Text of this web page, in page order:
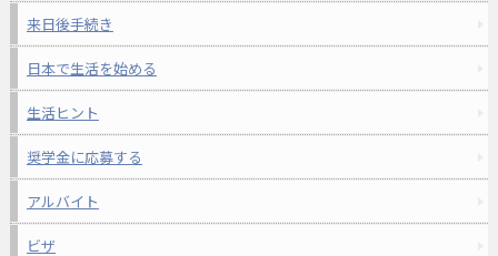
来日後手続き
日本で生活を始める
生活ヒント
奨学金に応募する
アルバイト
ビザ